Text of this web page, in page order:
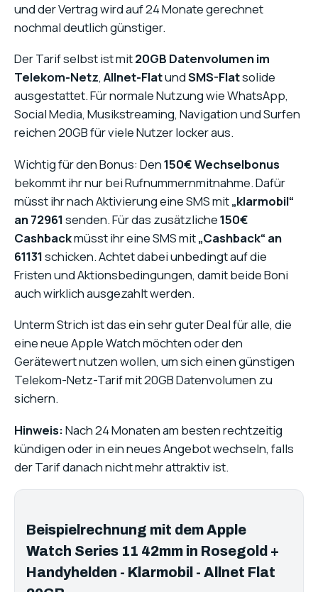
und der Vertrag wird auf 24 Monate gerechnet
nochmal deutlich günstiger.
Der Tarif selbst ist mit20GB Datenvolumen im
Telekom-Netz, Allnet-FlatundSMS-Flatsolide
ausgestattet. Für normale Nutzung wie WhatsApp,
Social Media, Musikstreaming, Navigation und Surfen
reichen 20GB für viele Nutzer locker aus.
Wichtig für den Bonus: Den150€ Wechselbonus
bekommt ihr nur bei Rufnummernmitnahme. Dafür
müsst ihr nach Aktivierung eine SMS mit„klarmobil“
an 72961senden. Für das zusätzliche150€
Cashbackmüsst ihr eine SMS mit„Cashback“ an
61131schicken. Achtet dabei unbedingt auf die
Fristen und Aktionsbedingungen, damit beide Boni
auch wirklich ausgezahlt werden.
Unterm Strich ist das ein sehr guter Deal für alle, die
eine neue Apple Watch möchten oder den
Gerätewert nutzen wollen, um sich einen günstigen
Telekom-Netz-Tarif mit 20GB Datenvolumen zu
sichern.
Hinweis:Nach 24 Monaten am besten rechtzeitig
kündigen oder in ein neues Angebot wechseln, falls
der Tarif danach nicht mehr attraktiv ist.
Beispielrechnung mit dem Apple
Watch Series 11 42mm in Rosegold +
Handyhelden - Klarmobil - Allnet Flat